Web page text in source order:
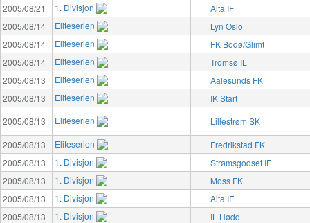
2005/08/21
1. Divisjon
Alta IF
2005/08/14
Eliteserien
Lyn Oslo
2005/08/14
Eliteserien
FK Bodø/Glimt
2005/08/14
Eliteserien
Tromsø IL
2005/08/13
Eliteserien
Aalesunds FK
2005/08/13
Eliteserien
IK Start
2005/08/13
Eliteserien
Lillestrøm SK
2005/08/13
Eliteserien
Fredrikstad FK
2005/08/13
1. Divisjon
Strømsgodset IF
2005/08/13
1. Divisjon
Moss FK
2005/08/13
1. Divisjon
Alta IF
2005/08/13
1. Divisjon
IL Hødd